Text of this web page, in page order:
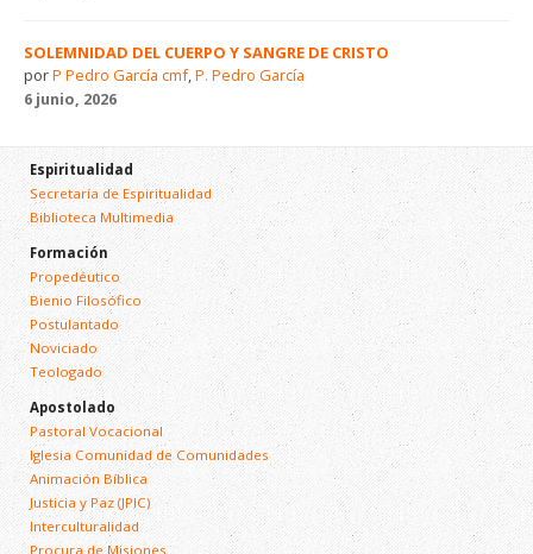
SOLEMNIDAD DEL CUERPO Y SANGRE DE CRISTO
porP Pedro García cmf,P. Pedro García
6 junio, 2026
Espiritualidad
Secretaría de Espiritualidad
Biblioteca Multimedia
Formación
Propedéutico
Bienio Filosófico
Postulantado
Noviciado
Teologado
Apostolado
Pastoral Vocacional
Iglesia Comunidad de Comunidades
Animación Bíblica
Justicia y Paz (JPIC)
Interculturalidad
Procura de Misiones